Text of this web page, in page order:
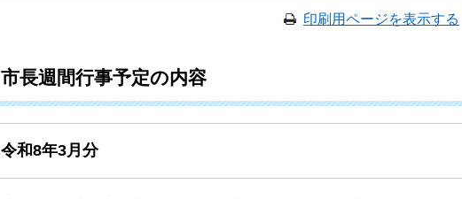
印刷用ページを表示する
市長週間行事予定の内容
令和8年3月分